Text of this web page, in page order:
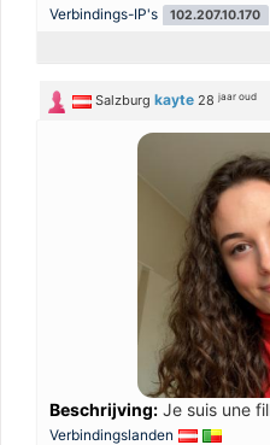
Verbindings-IP's
102.207.10.170
Salzburg kayte 28jaar oud
Beschrijving: Je suis une
Verbindingslanden